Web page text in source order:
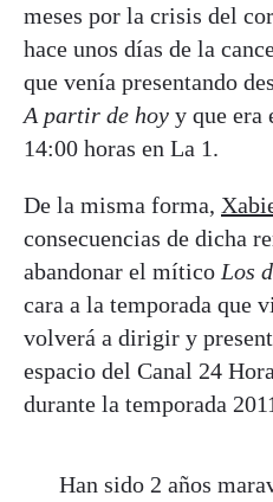
meses por la crisis del
hace unos días de la
que venía presentando
A partir de hoy y que era
14:00 horas en La 1.
De la misma forma,
consecuencias de dicha
abandonar el mítico Los
cara a la temporada que
volverá a dirigir y
espacio del Canal 24
durante la temporada
Han sido 2 años